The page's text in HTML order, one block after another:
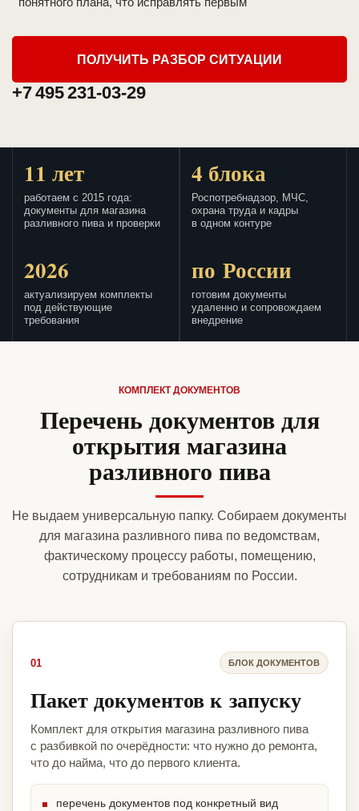
ПОЛУЧИТЬ РАЗБОР СИТУАЦИИ
+7 495 231-03-29
11 лет
работаем с 2015 года:
документы для магазина
разливного пива и проверки
4 блока
Роспотребнадзор, МЧС,
охрана труда и кадры
в одном контуре
2026
актуализируем комплекты
под действующие
требования
по России
готовим документы
удаленно и сопровождаем
внедрение
КОМПЛЕКТ ДОКУМЕНТОВ
Перечень документов для
открытия магазина
разливного пива
Не выдаем универсальную папку. Собираем документы
для магазина разливного пива по ведомствам,
фактическому процессу работы, помещению,
сотрудникам и требованиям по России.
01 БЛОК ДОКУМЕНТОВ
Пакет документов к запуску
Комплект для открытия магазина разливного пива
с разбивкой по очерёдности: что нужно до ремонта,
что до найма, что до первого клиента.
перечень документов под конкретный вид